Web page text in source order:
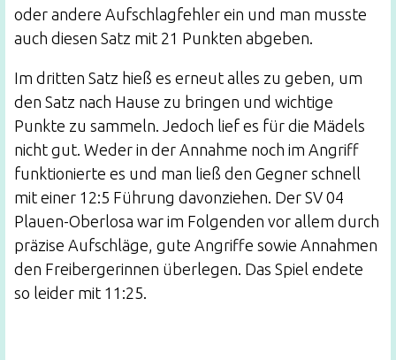
oder andere Aufschlagfehler ein und man musste
auch diesen Satz mit 21 Punkten abgeben.
Im dritten Satz hieß es erneut alles zu geben, um
den Satz nach Hause zu bringen und wichtige
Punkte zu sammeln. Jedoch lief es für die Mädels
nicht gut. Weder in der Annahme noch im Angriff
funktionierte es und man ließ den Gegner schnell
mit einer 12:5 Führung davonziehen. Der SV 04
Plauen-Oberlosa war im Folgenden vor allem durch
präzise Aufschläge, gute Angriffe sowie Annahmen
den Freibergerinnen überlegen. Das Spiel endete
so leider mit 11:25.